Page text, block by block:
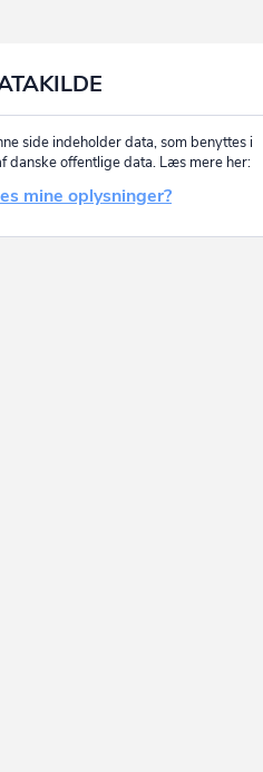
side indeholder data, som benyttes i
danske offentlige data. Læs mere her:
mine oplysninger?